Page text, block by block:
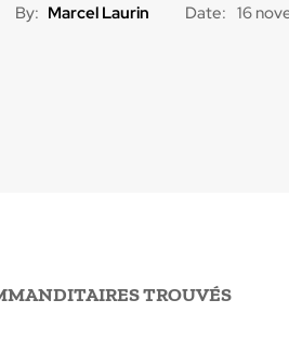
By: Marcel Laurin Date: 16
TROUVÉS